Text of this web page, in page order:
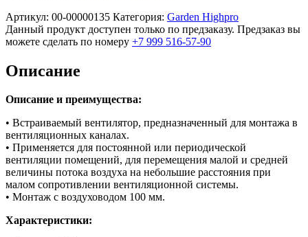
Артикул: 00-00000135 Категория: Garden Highpro
Данный продукт доступен только по предзаказу. Предзаказ вы
можете сделать по номеру +7 999 516-57-90
Описание
Описание и преимущества:
• Встраиваемый вентилятор, предназначенный для монтажа в
вентиляционных каналах.
• Применяется для постоянной или периодической
вентиляции помещений, для перемещения малой и средней
величины потока воздуха на небольшие расстояния при
малом сопротивлении вентиляционной системы.
• Монтаж с воздуховодом 100 мм.
Характеристики: